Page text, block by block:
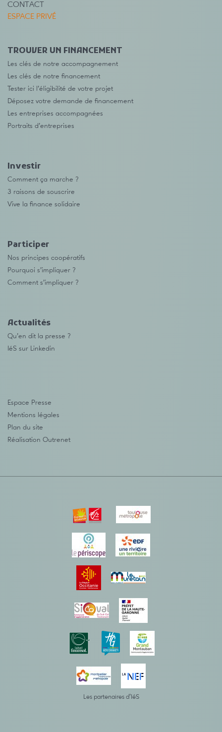
CONTACT
ESPACE PRIVÉ
TROUVER UN FINANCEMENT
Les clés de notre accompagnement
Les clés de notre financement
Tester ici l’éligibilité de votre projet
Déposez votre demande de financement
Les entreprises accompagnées
Portraits d’entreprises
Investir
Comment ça marche ?
3 raisons de souscrire
Vive la finance solidaire
Participer
Nos principes coopératifs
Pourquoi s’impliquer ?
Comment s’impliquer ?
Actualités
Qu’en dit la presse ?
IéS sur Linkedin
Espace Presse
Mentions légales
Plan du site
Réalisation Outrenet
Les partenaires d’IéS